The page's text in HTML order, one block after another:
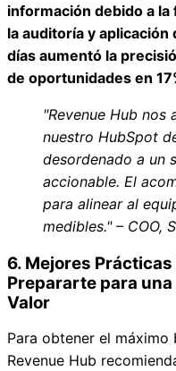
información debido a
la auditoría y aplicación
días aumentó la
de oportunidades en
"Revenue Hub nos
nuestro HubSpot
desordenado a un
accionable. El
para alinear al
medibles." – COO,
6. Mejores
Prepararte para
Valor
Para obtener el
Revenue Hub